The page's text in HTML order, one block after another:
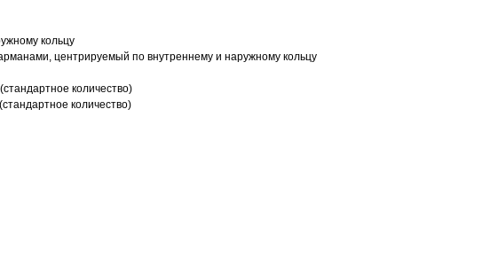
кольцу
центрируемый по внутреннему и наружному кольцу
количество)
количество)